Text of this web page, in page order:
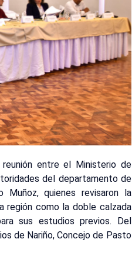
entre el Ministerio de
del departamento de
quienes revisaron la
región como la doble calzada
sus estudios previos. Del
de Nariño, Concejo de Pasto